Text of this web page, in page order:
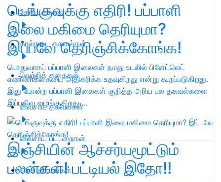
தோட்டக்கலை
கால்நடை தகவல்கள்
வெற்றிக் கதைகள்
விவசாய தகவல்கள்
விவசாய பட்டறைகள்
அரசு திட்டங்கள்
டெங்குவுக்கு எதிரி! பப்பாளி
இலை மகிமை தெரியுமா?
இப்பவே தெரிஞ்சிக்கோங்க!
பொதுவாகப் பப்பாளி இலைகள் நமது உடலில் பிளேட்லெட்
எண்ணிக்கையை அதிகரிக்க உதவுகிறது என்று கூறப்படுகிறது.
இது போன்ற பப்பாளி இலைகள் குறித்த அரிய பல தகவல்களை
இப்பதிவு வழங்குகிறது.…
இஞ்சியின் ஆச்சர்யமூட்டும்
பலன்கள்! பட்டியல் இதோ!!